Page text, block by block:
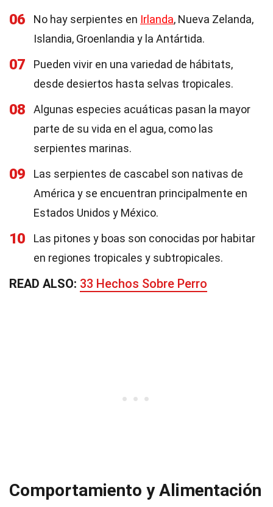
06 No hay serpientes en Irlanda, Nueva Zelanda,
Islandia, Groenlandia y la Antártida.
07
Pueden vivir en una variedad de hábitats,
desde desiertos hasta selvas tropicales.
08
Algunas especies acuáticas pasan la mayor
parte de su vida en el agua, como las
serpientes marinas.
09
Las serpientes de cascabel son nativas de
América y se encuentran principalmente en
Estados Unidos y México.
10
Las pitones y boas son conocidas por habitar
en regiones tropicales y subtropicales.
READ ALSO: 33 Hechos Sobre Perro
Comportamiento y Alimentación